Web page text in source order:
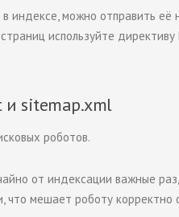
индексе, можно отправить
используйте директиву
и sitemap.xml
роботов.
от индексации важные
что мешает роботу корректно